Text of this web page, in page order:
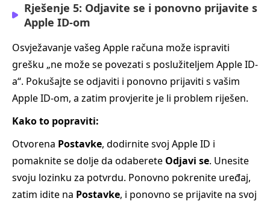
Rješenje 5: Odjavite se i ponovno prijavite s
Apple ID-om
Osvježavanje vašeg Apple računa može ispraviti
grešku „ne može se povezati s poslužiteljem Apple ID-
a“. Pokušajte se odjaviti i ponovno prijaviti s vašim
Apple ID-om, a zatim provjerite je li problem riješen.
Kako to popraviti:
Otvorena Postavke, dodirnite svoj Apple ID i
pomaknite se dolje da odaberete Odjavi se. Unesite
svoju lozinku za potvrdu. Ponovno pokrenite uređaj,
zatim idite na Postavke, i ponovno se prijavite na svoj